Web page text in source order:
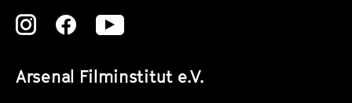
Arsenal Filminstitut e.V.
Zu
Instagram
Zu
Instagram
Zu
Instagram